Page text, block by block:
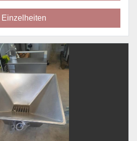
Einzelheiten